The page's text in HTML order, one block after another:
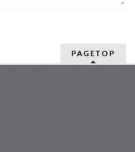
PAGETOP